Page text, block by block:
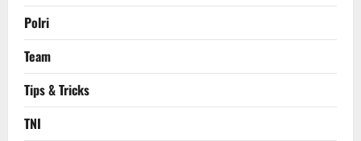
Polri
Team
Tips & Tricks
TNI